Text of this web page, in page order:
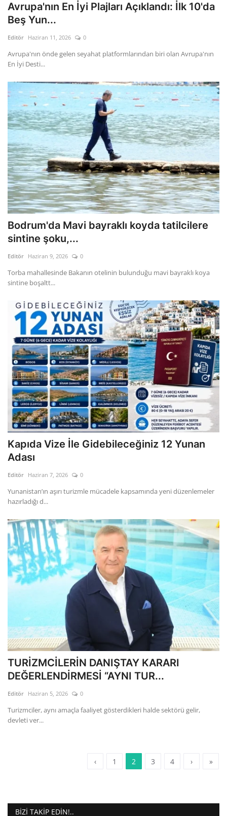
Avrupa'nın En İyi Plajları Açıklandı: İlk 10'da
Beş Yun...
Editör Haziran 11, 2026 0
Avrupa'nın önde gelen seyahat platformlarından biri olan Avrupa'nın
En İyi Desti...
Bodrum'da Mavi bayraklı koyda tatilcilere
sintine şoku,...
Editör Haziran 9, 2026 0
Torba mahallesinde Bakanın otelinin bulunduğu mavi bayraklı koya
sintine boşaltt...
Kapıda Vize İle Gidebileceğiniz 12 Yunan
Adası
Editör Haziran 7, 2026 0
Yunanistan’ın aşırı turizmle mücadele kapsamında yeni düzenlemeler
hazırladığı d...
TURİZMCİLERİN DANIŞTAY KARARI
DEĞERLENDİRMESİ “AYNI TUR...
Editör Haziran 5, 2026 0
Turizmciler, aynı amaçla faaliyet gösterdikleri halde sektörü gelir,
devleti ver...
‹ 1 2 3 4 › »
BIZI TAKIP EDIN!..